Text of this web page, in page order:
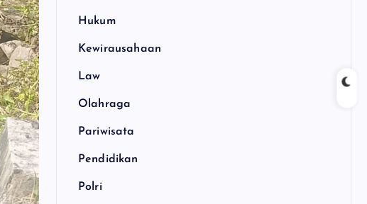
Hukum
Kewirausahaan
Law
Olahraga
Pariwisata
Pendidikan
Polri